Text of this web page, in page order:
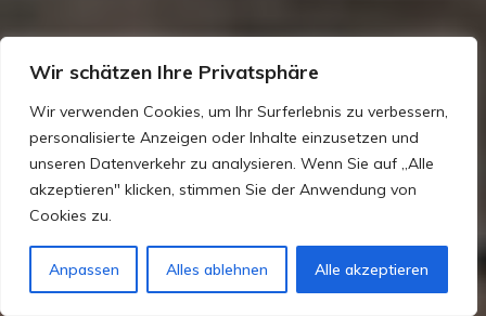
Wir schätzen Ihre Privatsphäre
Wir verwenden Cookies, um Ihr Surferlebnis zu verbessern,
personalisierte Anzeigen oder Inhalte einzusetzen und
unseren Datenverkehr zu analysieren. Wenn Sie auf „Alle
akzeptieren" klicken, stimmen Sie der Anwendung von
Cookies zu.
Anpassen Alles ablehnen Alle akzeptieren